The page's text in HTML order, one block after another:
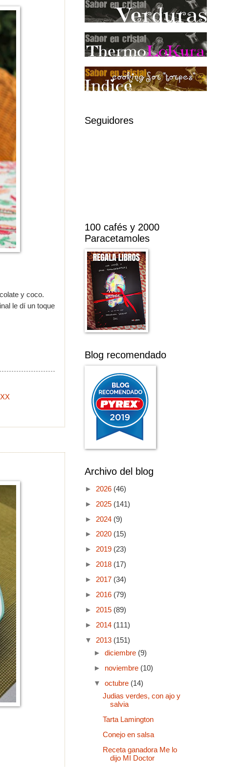
y coco.
le dí un toque
Seguidores
100 cafés y 2000
Paracetamoles
Blog recomendado
Archivo del blog
► 2026 (46)
► 2025 (141)
► 2024 (9)
► 2020 (15)
► 2019 (23)
► 2018 (17)
► 2017 (34)
► 2016 (79)
► 2015 (89)
► 2014 (111)
▼ 2013 (151)
► diciembre (9)
► noviembre (10)
▼ octubre (14)
Judias verdes, con ajo y
salvia
Tarta Lamington
Conejo en salsa
Receta ganadora Me lo
dijo MI Doctor